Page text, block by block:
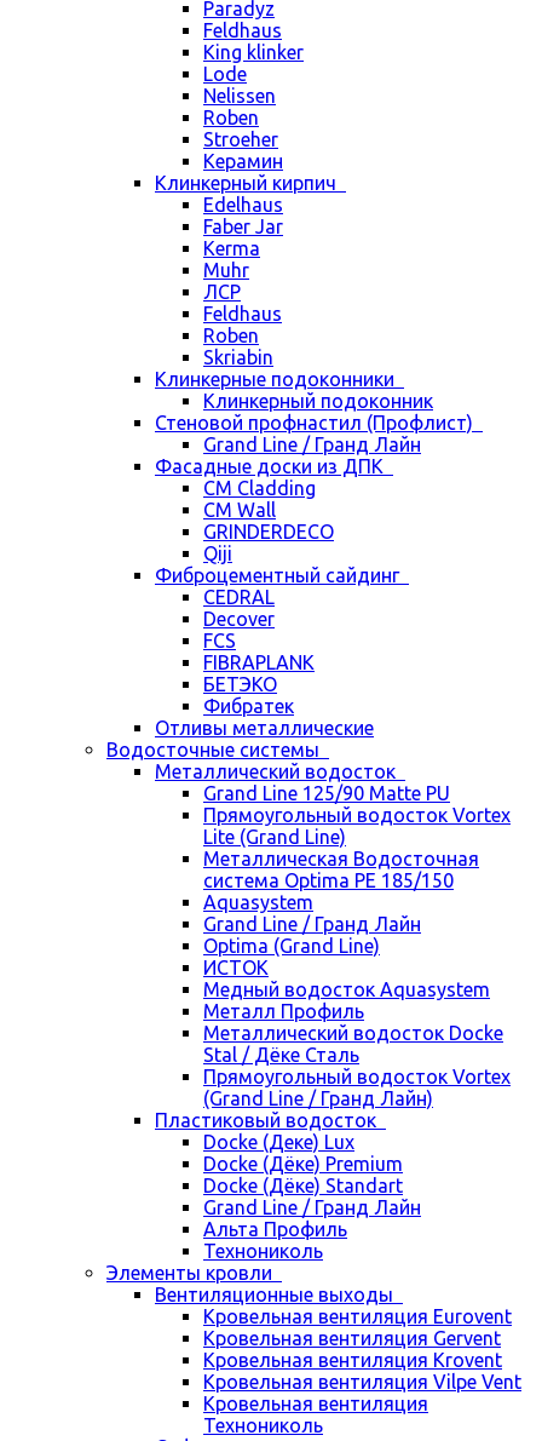
Paradyz
Feldhaus
King klinker
Lode
Nelissen
Roben
Stroeher
Керамин
Клинкерный кирпич
Edelhaus
Faber Jar
Kerma
Muhr
ЛСР
Feldhaus
Roben
Skriabin
Клинкерные подоконники
Клинкерный подоконник
Стеновой профнастил (Профлист)
Grand Line / Гранд Лайн
Фасадные доски из ДПК
CM Cladding
CM Wall
GRINDERDECO
Qiji
Фиброцементный сайдинг
CEDRAL
Decover
FCS
FIBRAPLANK
БЕТЭКО
Фибратек
Отливы металлические
Водосточные системы
Металлический водосток
Grand Line 125/90 Matte PU
Прямоугольный водосток Vortex
Lite (Grand Line)
Металлическая Водосточная
система Optima PE 185/150
Aquasystem
Grand Line / Гранд Лайн
Optima (Grand Line)
ИСТОК
Медный водосток Aquasystem
Металл Профиль
Металлический водосток Docke
Stal / Дёке Сталь
Прямоугольный водосток Vortex
(Grand Line / Гранд Лайн)
Пластиковый водосток
Docke (Деке) Lux
Docke (Дёке) Premium
Docke (Дёке) Standart
Grand Line / Гранд Лайн
Альта Профиль
Технониколь
Элементы кровли
Вентиляционные выходы
Кровельная вентиляция Eurovent
Кровельная вентиляция Gervent
Кровельная вентиляция Krovent
Кровельная вентиляция Vilpe Vent
Кровельная вентиляция
Технониколь